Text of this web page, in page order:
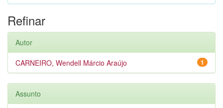
Refinar
Autor
1
CARNEIRO, Wendell Márcio Araújo
Assunto